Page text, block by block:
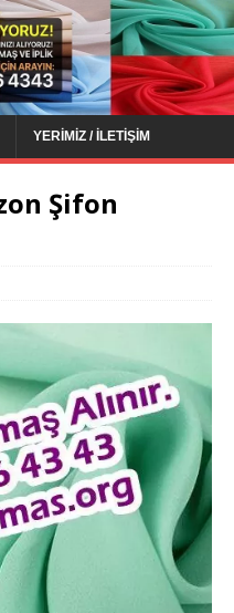
YERIMIZ / İLETIŞIM
Şifon